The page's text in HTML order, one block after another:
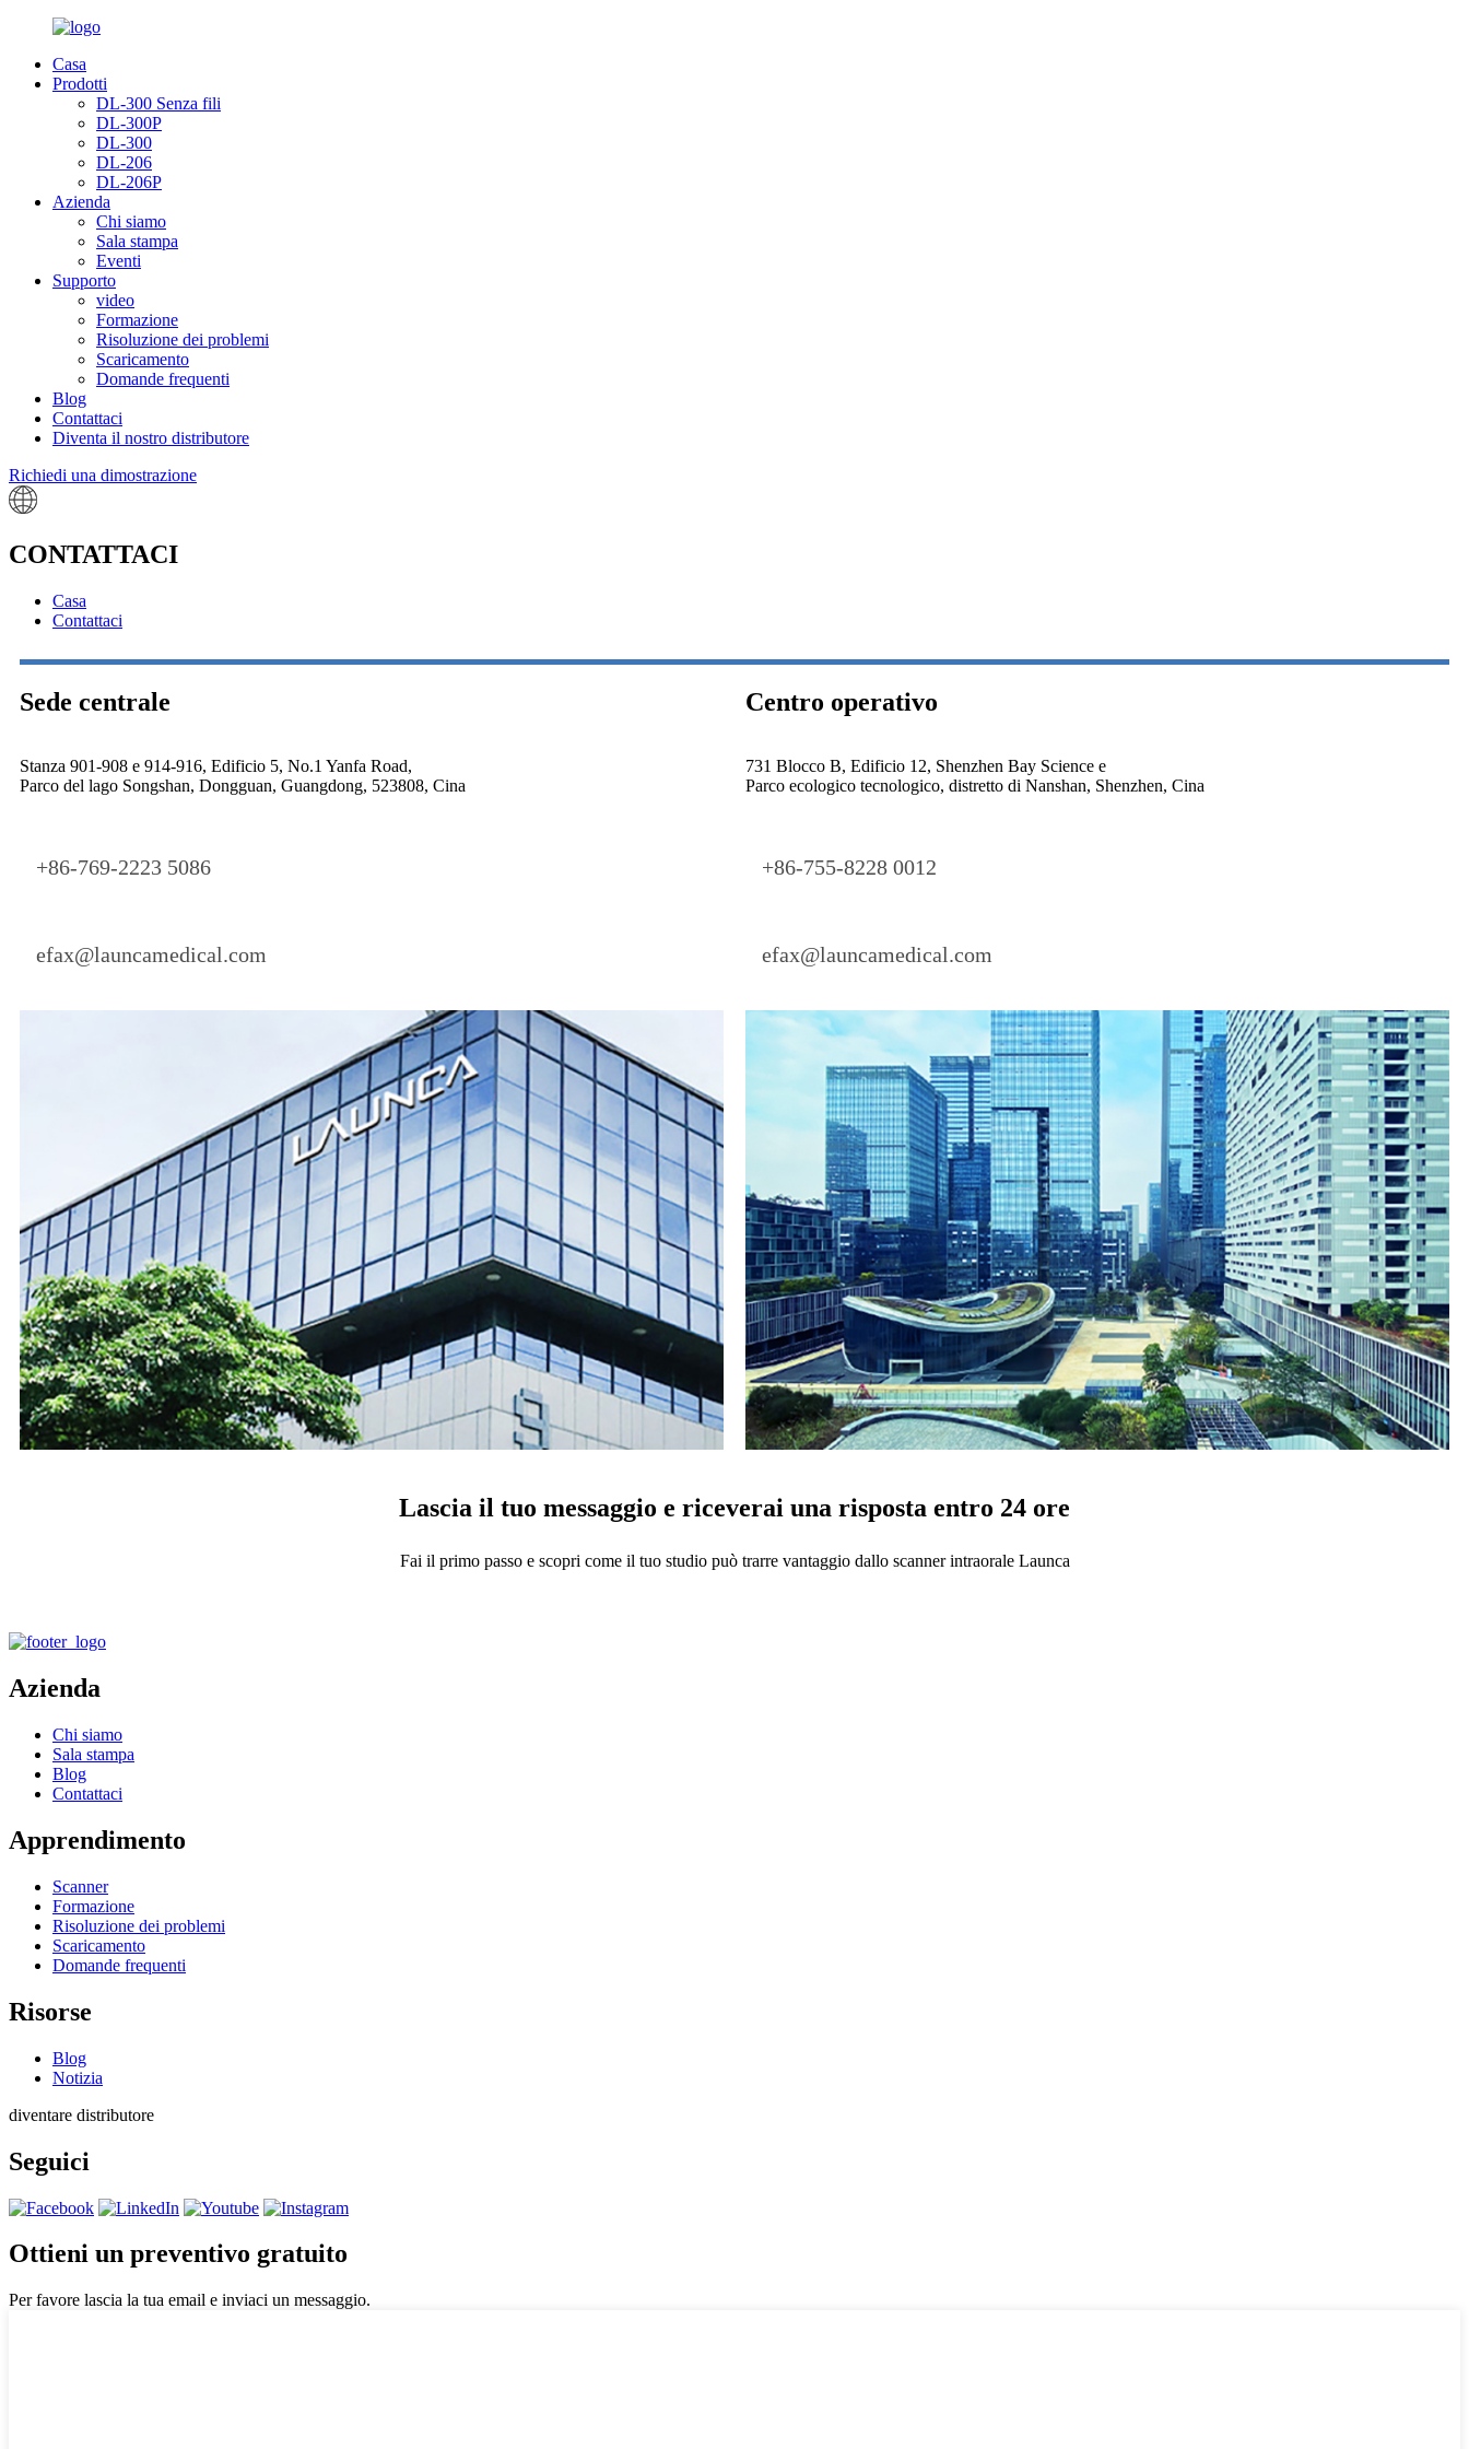
Casa
Prodotti
DL-300 Senza fili
DL-300P
DL-300
DL-206
DL-206P
Azienda
Chi siamo
Sala stampa
Eventi
Supporto
video
Formazione
Risoluzione dei problemi
Scaricamento
Domande frequenti
Blog
Contattaci
Diventa il nostro distributore
Richiedi una dimostrazione
CONTATTACI
Casa
Contattaci
Sede centrale
Stanza 901-908 e 914-916, Edificio 5, No.1 Yanfa Road,
Parco del lago Songshan, Dongguan, Guangdong, 523808, Cina
+86-769-2223 5086
efax@launcamedical.com
Centro operativo
731 Blocco B, Edificio 12, Shenzhen Bay Science e
Parco ecologico tecnologico, distretto di Nanshan, Shenzhen, Cina
+86-755-8228 0012
efax@launcamedical.com
Lascia il tuo messaggio e riceverai una risposta entro 24 ore
Fai il primo passo e scopri come il tuo studio può trarre vantaggio dallo scanner intraorale Launca
Azienda
Chi siamo
Sala stampa
Blog
Contattaci
Apprendimento
Scanner
Formazione
Risoluzione dei problemi
Scaricamento
Domande frequenti
Risorse
Blog
Notizia
diventare distributore
Seguici
Ottieni un preventivo gratuito
Per favore lascia la tua email e inviaci un messaggio.